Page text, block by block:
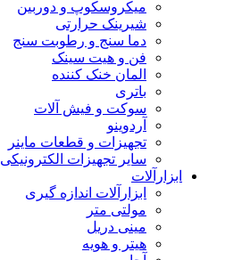
میکروسکوپ و دوربین
شیرینک حرارتی
دما سنج و رطوبت سنج
فن و هیت سینک
المان خنک کننده
باتری
سوکت و فیش آلات
آردوینو
تجهیزات و قطعات ماینر
سایر تجهیزات الکترونیکی
ابزارآلات
ابزارآلات اندازه گیری
مولتی متر
مینی دریل
هیتر و هویه